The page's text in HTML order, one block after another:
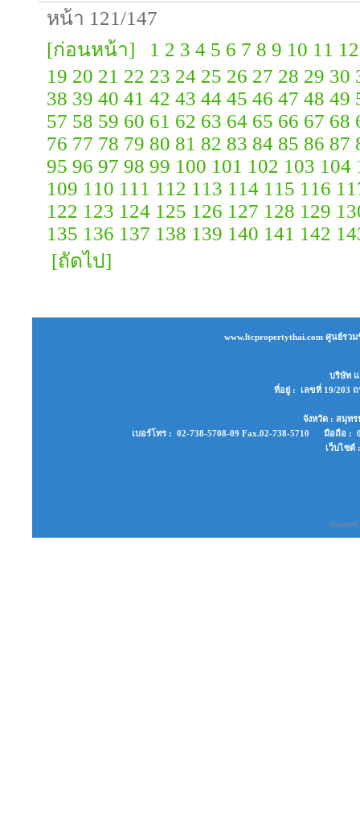
หน้า 121/147
[ก่อนหน้า]
1 2 3 4 5 6 7 8 9 10 11 12
19 20 21 22 23 24 25 26 27 28 29 30
38 39 40 41 42 43 44 45 46 47 48 49
57 58 59 60 61 62 63 64 65 66 67 68
76 77 78 79 80 81 82 83 84 85 86 87
95 96 97 98 99 100 101 102 103 104
109 110 111 112 113 114 115 116
122 123 124 125 126 127 128 129
135 136 137 138 139 140 141 142
[ถัดไป]
www.ltcpropertythai.com ศูนย์รว
บริษัท
ที่อยู่ : เลขที่ 19/203
จังหวัด : สมุท
เบอร์โทร : 02-738-5708-09 Fax.02-738-5710 มือถือ :
เว็บไซต์